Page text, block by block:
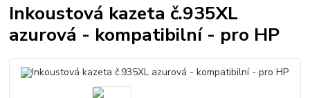
Inkoustová kazeta č.935XL
azurová - kompatibilní - pro HP